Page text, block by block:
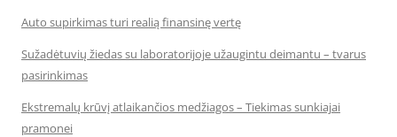
Auto supirkimas turi realią finansinę vertę
Sužadėtuvių žiedas su laboratorijoje užaugintu deimantu – tvarus
pasirinkimas
Ekstremalų krūvį atlaikančios medžiagos – Tiekimas sunkiajai
pramonei